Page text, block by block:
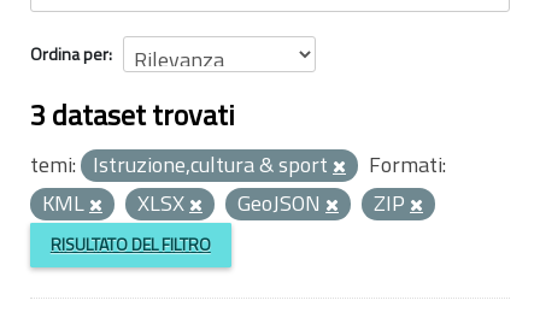
Ordina per
3 dataset trovati
temi: Istruzione,cultura & sport
Formati:
KML
XLSX GeoJSON ZIP
RISULTATO DEL FILTRO